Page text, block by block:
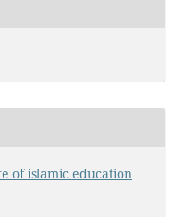
of islamic education